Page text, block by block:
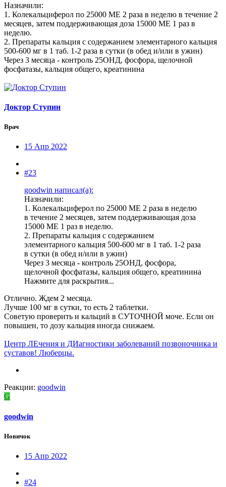
Назначили:
1. Колекальциферол по 25000 МЕ 2 раза в неделю в течение 2
месяцев, затем поддерживающая доза 15000 МЕ 1 раз в
неделю.
2. Препараты кальция с содержанием элементарного кальция
500-600 мг в 1 таб. 1-2 раза в сутки (в обед и/или в ужин)
Через 3 месяца - контроль 25ОНД, фосфора, щелочной
фосфатазы, кальция общего, креатинина
Доктор Ступин
Врач
15 Апр 2022
#23
goodwin написал(а):
Назначили:
1. Колекальциферол по 25000 МЕ 2 раза в неделю
в течение 2 месяцев, затем поддерживающая доза
15000 МЕ 1 раз в неделю.
2. Препараты кальция с содержанием
элементарного кальция 500-600 мг в 1 таб. 1-2 раза
в сутки (в обед и/или в ужин)
Через 3 месяца - контроль 25ОНД, фосфора,
щелочной фосфатазы, кальция общего, креатинина
Нажмите для раскрытия...
Отлично. Ждем 2 месяца.
Лучше 100 мг в сутки, то есть 2 таблетки.
Советую проверить и кальций в СУТОЧНОЙ моче. Если он
повышен, то дозу кальция иногда снижаем.
Центр ЛЕчения и ДИагностики заболеваний позвоночника и
суставов! Люберцы.
Реакции: goodwin
G
goodwin
Новичок
15 Апр 2022
#24